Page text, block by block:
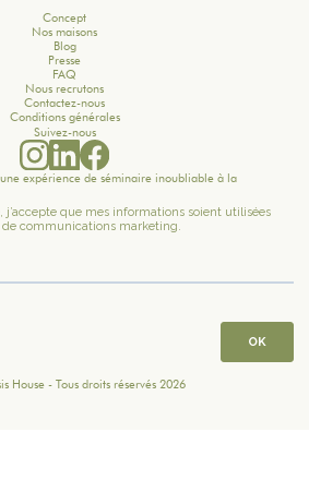
Concept
Nos maisons
Blog
Presse
FAQ
Nous recrutons
Contactez-nous
Conditions générales
Suivez-nous
expérience de séminaire inoubliable à la
House - Tous droits réservés 2026